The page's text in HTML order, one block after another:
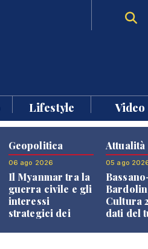
Lifestyle Video
Geopolitica
06 ago 2026
Il Myanmar tra la
guerra civile e gli
interessi
strategici dei
Attualità
05 ago
Cultura
dati del